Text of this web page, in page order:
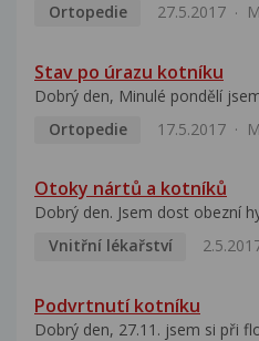
Ortopedie
27.5.2017
Stav po úrazu kotníku
Dobrý den, Minulé pondělí
Ortopedie
17.5.2017
Otoky nártů a kotníků
Dobrý den. Jsem dost obezní
Vnitřní lékařství
Podvrtnutí kotníku
Dobrý den, 27.11. jsem si při